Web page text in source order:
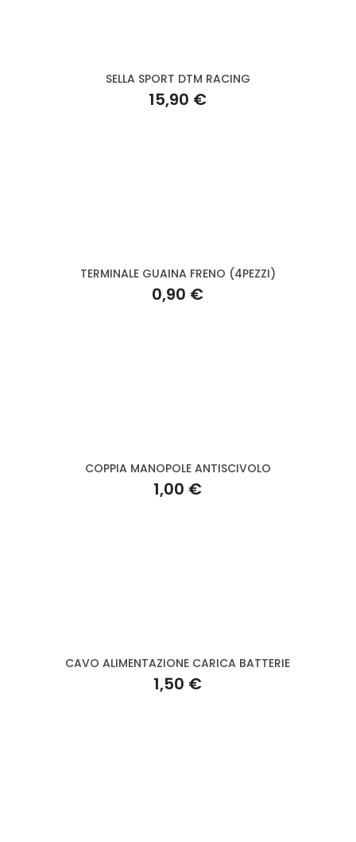
SELLA SPORT DTM RACING
15,90 €
TERMINALE GUAINA FRENO (4PEZZI)
0,90 €
COPPIA MANOPOLE ANTISCIVOLO
1,00 €
CAVO ALIMENTAZIONE CARICA BATTERIE
1,50 €